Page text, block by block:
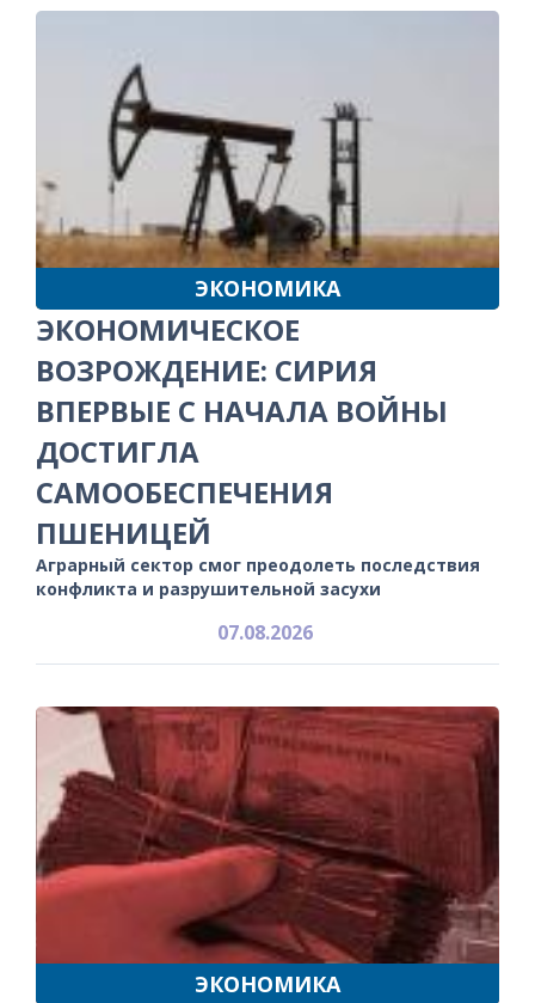
ЭКОНОМИКА
ЭКОНОМИЧЕСКОЕ
ВОЗРОЖДЕНИЕ: СИРИЯ
ВПЕРВЫЕ С НАЧАЛА ВОЙНЫ
ДОСТИГЛА
САМООБЕСПЕЧЕНИЯ
ПШЕНИЦЕЙ
Аграрный сектор смог преодолеть последствия
конфликта и разрушительной засухи
07.08.2026
ЭКОНОМИКА